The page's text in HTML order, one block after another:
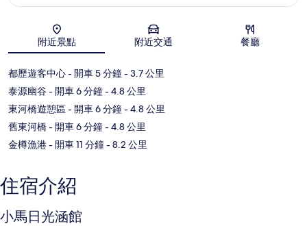
地圖
附近景點 附近交通 餐廳
都歷遊客中心- 開車 5 分鐘- 3.7 公里
泰源幽谷- 開車 6 分鐘- 4.8 公里
東河橋遊憩區- 開車 6 分鐘- 4.8 公里
舊東河橋- 開車 6 分鐘- 4.8 公里
金樽漁港- 開車 11 分鐘- 8.2 公里
住宿介紹
小馬日光涵館